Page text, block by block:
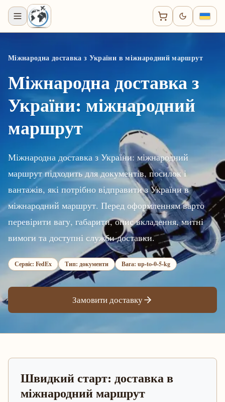
Міжнародна доставка з України в міжнародний маршрут
Міжнародна доставка з
України: міжнародний
маршрут
Міжнародна доставка з України: міжнародний
маршрут підходить для документів, посилок і
вантажів, які потрібно відправити з України в
міжнародний маршрут. Перед оформленням варто
перевірити вагу, габарити, опис вкладення, митні
вимоги та доступні служби доставки.
Сервіс: FedEx Тип: документи Вага: up-to-0-5-kg
Замовити доставку
Швидкий старт: доставка в
міжнародний маршрут